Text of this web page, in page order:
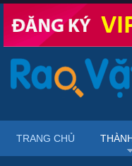
TRANG CHỦ